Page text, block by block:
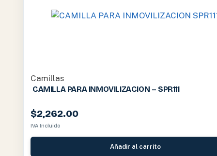
Camillas
CAMILLA PARA INMOVILIZACION – SPR111
$2,262.00
IVA Incluido
Añadir al carrito